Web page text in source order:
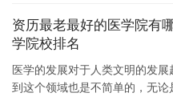
资历最老最好的医学院有
学院校排名
医学的发展对于人类文明的发
到这个领域也是不简单的，无